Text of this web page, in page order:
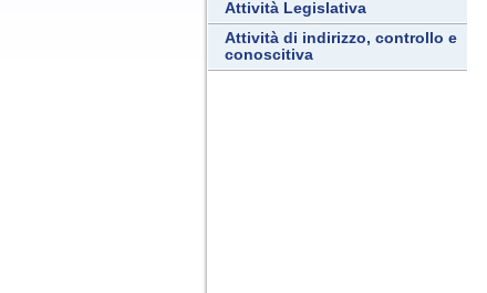
Attività Legislativa
Attività di indirizzo, controllo e
conoscitiva